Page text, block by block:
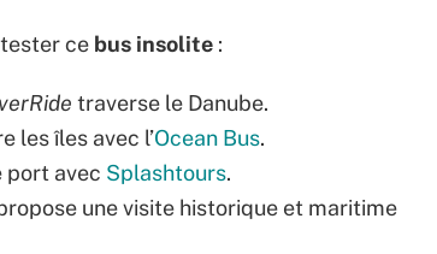
ce bus insolite :
traverse le Danube.
les îles avec l’Ocean Bus.
port avec Splashtours.
une visite historique et maritime